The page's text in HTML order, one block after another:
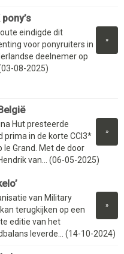
»
eindigde dit
voor ponyruiters in
deelnemer op
08-2025)
»
Hut presteerde
prima in de korte CCI3*
le Grand. Met de door
van... (06-05-2025)
»
van Military
terugkijken op een
editie van het
leverde... (14-10-2024)